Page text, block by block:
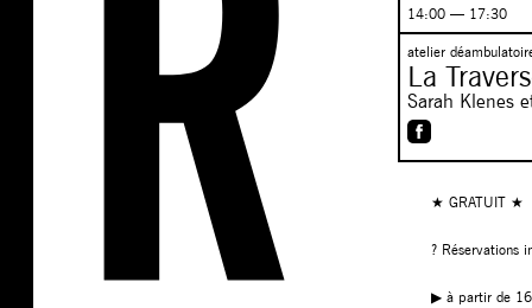
14:00 — 17:30
atelier
La
Sarah Klenes
★ GRATUIT ★
? Réservations
▶︎ à partir de